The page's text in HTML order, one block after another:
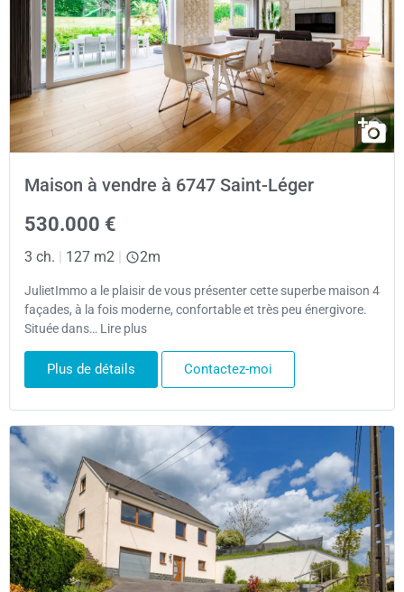
Maison à vendre à 6747 Saint-Léger
530.000 €
3 ch. 127 m2 2m
JulietImmo a le plaisir de vous présenter cette superbe maison 4
façades, à la fois moderne, confortable et très peu énergivore.
Située dans… Lire plus
Plus de détails Contactez-moi